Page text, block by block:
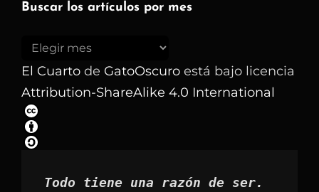
Buscar los artículos por mes
Buscar
los
artículos
por
mes
El Cuarto de GatoOscuro está bajo licencia
Attribution-ShareAlike 4.0 International
Todo tiene una razón de ser.